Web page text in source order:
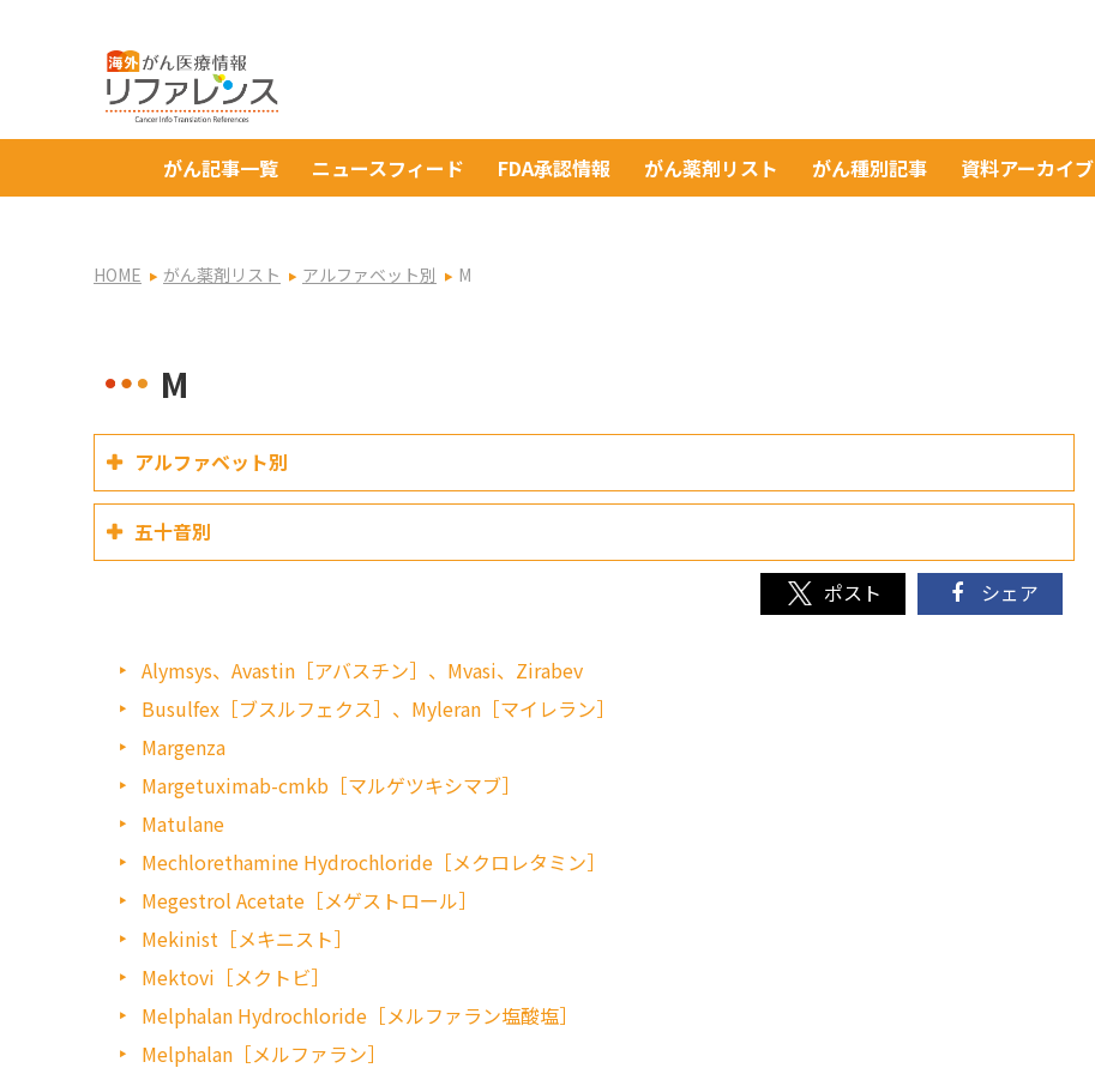
がん記事一覧 ニュースフィード FDA承認情報 がん薬剤リスト がん種別記事 資料アーカイブ
HOME がん薬剤リスト アルファベット別 M
M
アルファベット別
五十音別
シェア
Alymsys、Avastin［アバスチン］、Mvasi、Zirabev
Busulfex［ブスルフェクス］、Myleran［マイレラン］
Margenza
Margetuximab-cmkb［マルゲツキシマブ］
Matulane
Mechlorethamine Hydrochloride［メクロレタミン］
Megestrol Acetate［メゲストロール］
Mekinist［メキニスト］
Mektovi［メクトビ］
Melphalan Hydrochloride［メルファラン塩酸塩］
Melphalan［メルファラン］